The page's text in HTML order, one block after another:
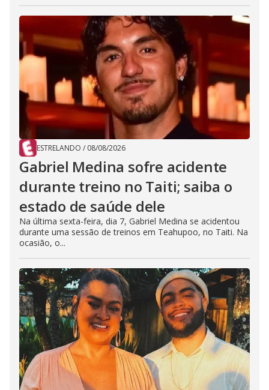
ESTRELANDO / 08/08/2026
Gabriel Medina sofre acidente
durante treino no Taiti; saiba o
estado de saúde dele
Na última sexta-feira, dia 7, Gabriel Medina se acidentou
durante uma sessão de treinos em Teahupoo, no Taiti. Na
ocasião, o...